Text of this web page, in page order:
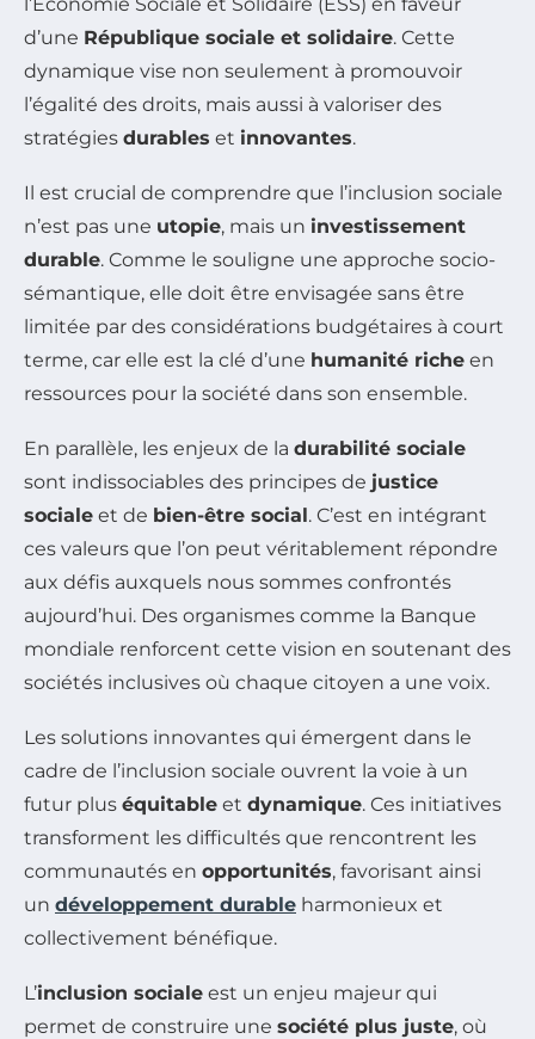
d’une République sociale et solidaire. Cette
dynamique vise non seulement à promouvoir
l’égalité des droits, mais aussi à valoriser des
stratégies durables et innovantes.
Il est crucial de comprendre que l’inclusion sociale
n’est pas une utopie, mais un investissement
durable. Comme le souligne une approche socio-
sémantique, elle doit être envisagée sans être
limitée par des considérations budgétaires à court
terme, car elle est la clé d’une humanité riche en
ressources pour la société dans son ensemble.
En parallèle, les enjeux de la durabilité sociale
sont indissociables des principes de justice
sociale et de bien-être social. C’est en intégrant
ces valeurs que l’on peut véritablement répondre
aux défis auxquels nous sommes confrontés
aujourd’hui. Des organismes comme la Banque
mondiale renforcent cette vision en soutenant des
sociétés inclusives où chaque citoyen a une voix.
Les solutions innovantes qui émergent dans le
cadre de l’inclusion sociale ouvrent la voie à un
futur plus équitable et dynamique. Ces initiatives
transforment les difficultés que rencontrent les
communautés en opportunités, favorisant ainsi
un développement durable harmonieux et
collectivement bénéfique.
L’inclusion sociale est un enjeu majeur qui
permet de construire une société plus juste, où